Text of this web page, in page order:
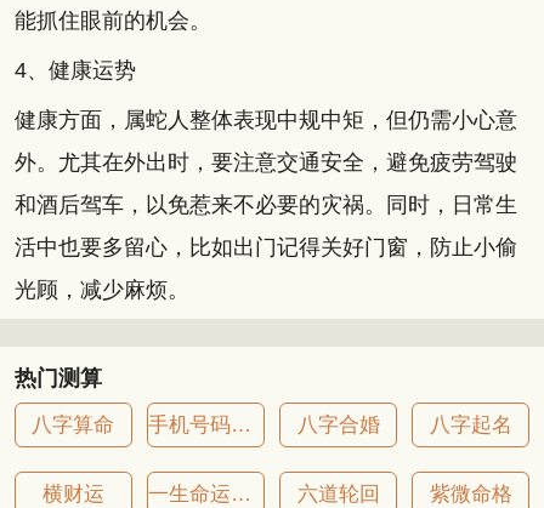
能抓住眼前的机会。
4、健康运势
健康方面，属蛇人整体表现中规中矩，但仍需小心意
外。尤其在外出时，要注意交通安全，避免疲劳驾驶
和酒后驾车，以免惹来不必要的灾祸。同时，日常生
活中也要多留心，比如出门记得关好门窗，防止小偷
光顾，减少麻烦。
热门测算
八字算命 手机号码吉凶 八字合婚 八字起名
横财运 一生命运详批 六道轮回 紫微命格